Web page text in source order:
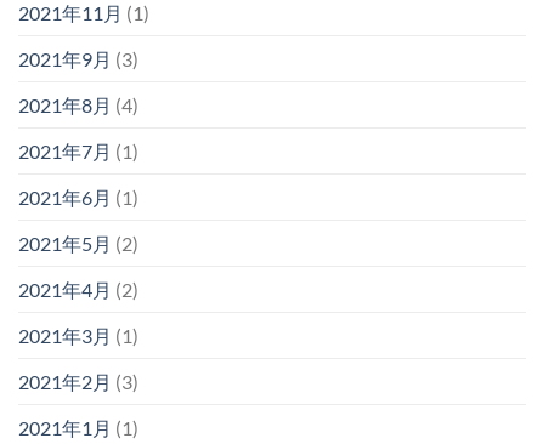
2021年11月 (1)
2021年9月 (3)
2021年8月 (4)
2021年7月 (1)
2021年6月 (1)
2021年5月 (2)
2021年4月 (2)
2021年3月 (1)
2021年2月 (3)
2021年1月 (1)